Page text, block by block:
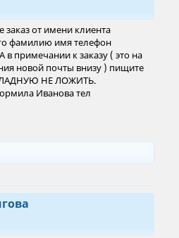
от имени клиента
фамилию имя телефон
примечании к заказу ( это на
новой почты внизу ) пищите
НЕ ЛОЖИТЬ.
Иванова тел